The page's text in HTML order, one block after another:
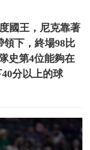
國王，尼克靠著
領下，終場98比
史第4位能夠在
分以上的球